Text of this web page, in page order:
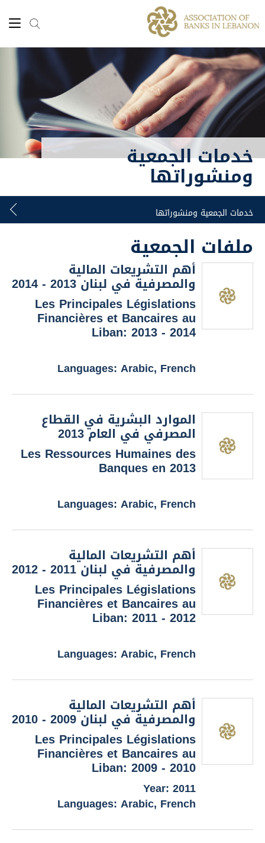
خدمات الجمعية
ومنشوراتها
ملفات الجمعية
أهم التشريعات المالية
والمصرفية في لبنان 2013 - 2014
Les Principales Législations
Financières et Bancaires au
Liban: 2013 - 2014
Languages: Arabic, French
الموارد البشرية في القطاع
المصرفي في العام 2013
Les Ressources Humaines des
Banques en 2013
Languages: Arabic, French
أهم التشريعات المالية
والمصرفية في لبنان 2011 - 2012
Les Principales Législations
Financières et Bancaires au
Liban: 2011 - 2012
Languages: Arabic, French
أهم التشريعات المالية
والمصرفية في لبنان 2009 - 2010
Les Principales Législations
Financières et Bancaires au
Liban: 2009 - 2010
Year: 2011
Languages: Arabic, French